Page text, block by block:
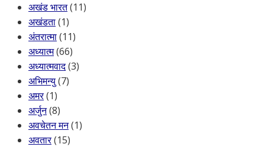
अखंड भारत(11)
अखंडता(1)
अंतरात्मा(11)
अध्यात्म(66)
अध्यात्मवाद(3)
अभिमन्यु(7)
अमर(1)
अर्जुन(8)
अवचेतन मन(1)
अवतार(15)